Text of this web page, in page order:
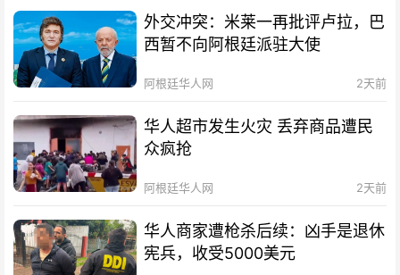
外交冲突：米莱一再批评卢拉，巴
西暂不向阿根廷派驻大使
阿根廷华人网 2天前
华人超市发生火灾 丢弃商品遭民
众疯抢
阿根廷华人网 2天前
华人商家遭枪杀后续：凶手是退休
宪兵，收受5000美元